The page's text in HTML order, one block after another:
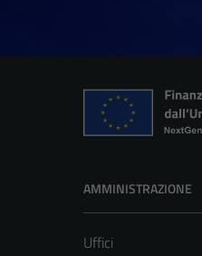
AMMINISTRAZIONE
Uffici